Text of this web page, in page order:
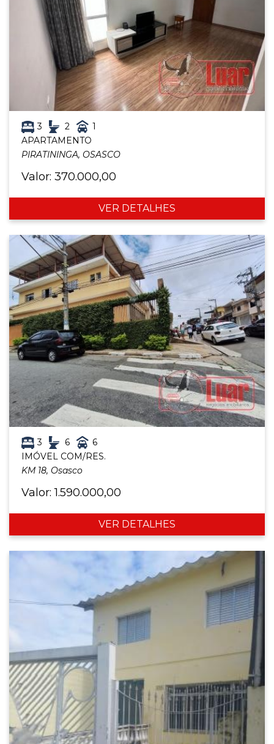
3 2
1
APARTAMENTO
PIRATININGA, OSASCO
Valor: 370.000,00
VER DETALHES
3 6
6
IMÓVEL COM/RES.
KM 18, Osasco
Valor: 1.590.000,00
VER DETALHES